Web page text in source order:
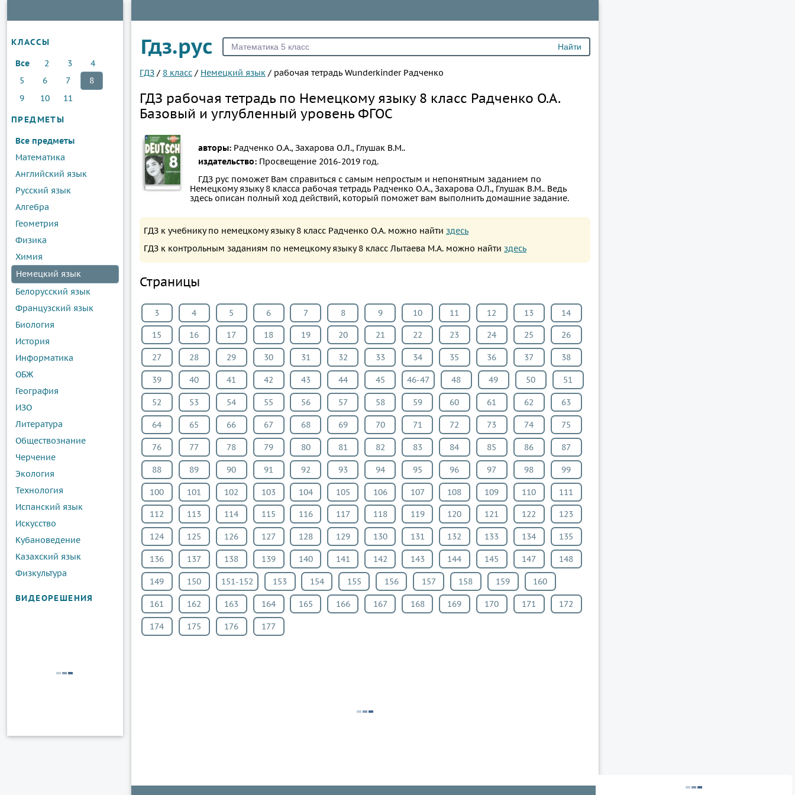
КЛАССЫ
Все
2 3
4
5
6 7
8
9
10
11
ПРЕДМЕТЫ
Все предметы
Математика
Английский язык
Русский язык
Алгебра
Геометрия
Физика
Химия
Немецкий язык
Белорусский язык
Французский язык
Биология
История
Информатика
ОБЖ
География
ИЗО
Литература
Обществознание
Черчение
Экология
Технология
Испанский язык
Искусство
Кубановедение
Казахский язык
Физкультура
ВИДЕОРЕШЕНИЯ
Гдз.рус
ГДЗ / 8 класс / Немецкий язык / рабочая тетрадь Wunderkinder Радченко
ГДЗ рабочая тетрадь по Немецкому языку 8 класс Радченко О.А.
Базовый и углубленный уровень ФГОС
авторы: Радченко О.А., Захарова О.Л., Глушак В.М..
издательство: Просвещение 2016-2019 год.
ГДЗ рус поможет Вам справиться с самым непростым и непонятным заданием по
Немецкому языку 8 класса рабочая тетрадь Радченко О.А., Захарова О.Л., Глушак В.М.. Ведь
здесь описан полный ход действий, который поможет вам выполнить домашние задание.
ГДЗ к учебнику по немецкому языку 8 класс Радченко О.А. можно найти здесь
ГДЗ к контрольным заданиям по немецкому языку 8 класс Лытаева М.А. можно найти здесь
Страницы
3 4 5 6 7 8 9 10 11 12 13 14
15 16 17 18 19 20 21 22 23 24 25 26
27 28 29 30 31 32 33 34 35 36 37 38
39 40 41 42 43 44 45 46-47 48 49 50 51
52 53 54 55 56 57 58 59 60 61 62 63
64 65 66 67 68 69 70 71 72 73 74 75
76 77 78 79 80 81 82 83 84 85 86 87
88 89 90 91 92 93 94 95 96 97 98 99
100 101 102 103 104 105 106 107 108 109 110 111
112 113 114 115 116 117 118 119 120 121 122 123
124 125 126 127 128 129 130 131 132 133 134 135
136 137 138 139 140 141 142 143 144 145 147 148
149 150 151-152 153 154 155 156 157 158 159 160
161 162 163 164 165 166 167 168 169 170 171 172
174 175 176 177